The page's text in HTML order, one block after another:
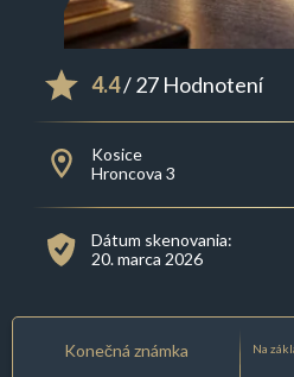
4.4/ 27 Hodnotení
Kosice
Hroncova 3
Dátum skenovania:
20. marca 2026
Konečná známka Na